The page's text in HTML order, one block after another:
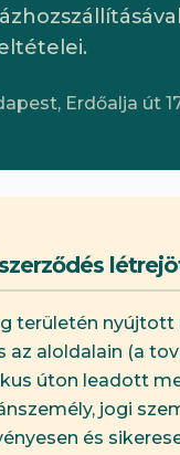
Erdőalja út
területén
az aloldalain (a
úton leadott
jogi
és